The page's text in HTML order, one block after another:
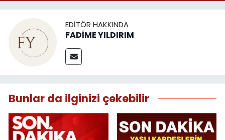
EDITÖR HAKKINDA
FADİME YILDIRIM
Bunlar da ilginizi çekebilir